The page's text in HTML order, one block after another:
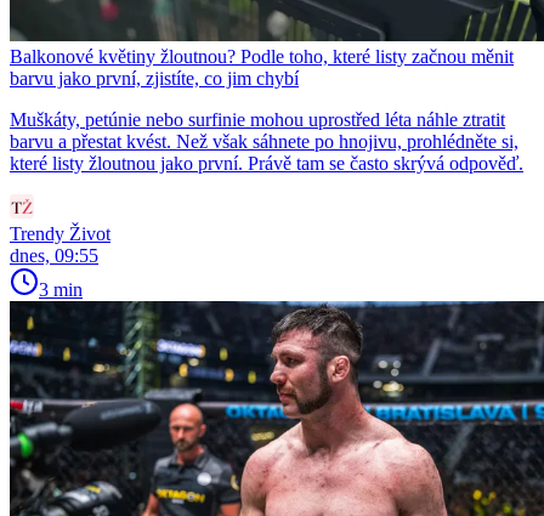
Balkonové květiny žloutnou? Podle toho, které listy začnou měnit
barvu jako první, zjistíte, co jim chybí
Muškáty, petúnie nebo surfinie mohou uprostřed léta náhle ztratit
barvu a přestat kvést. Než však sáhnete po hnojivu, prohlédněte si,
které listy žloutnou jako první. Právě tam se často skrývá odpověď.
Trendy Život
dnes, 09:55
3 min